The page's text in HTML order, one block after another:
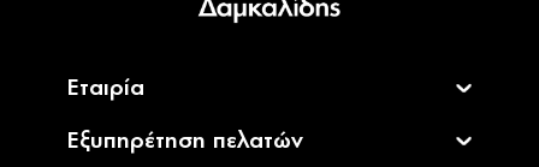
Εταιρία
Εξυπηρέτηση πελατών